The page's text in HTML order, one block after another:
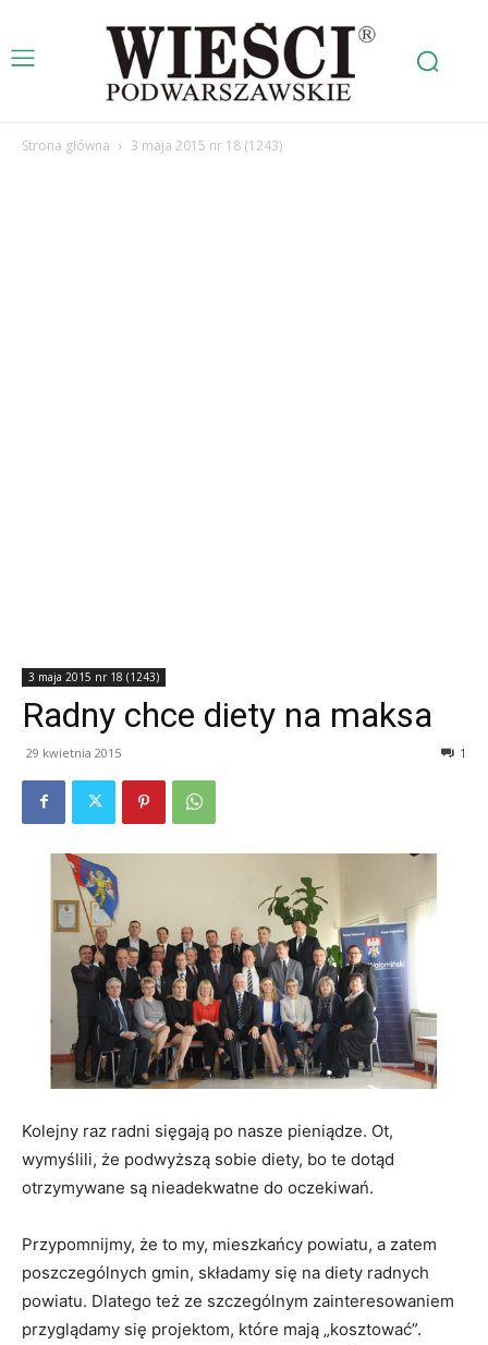
Strona główna 3 maja 2015 nr 18 (1243)
3 maja 2015 nr 18 (1243)
Radny chce diety na maksa
29 kwietnia 2015 1
Kolejny raz radni sięgają po nasze pieniądze. Ot,
wymyślili, że podwyższą sobie diety, bo te dotąd
otrzymywane są nieadekwatne do oczekiwań.
Przypomnijmy, że to my, mieszkańcy powiatu, a zatem
poszczególnych gmin, składamy się na diety radnych
powiatu. Dlatego też ze szczególnym zainteresowaniem
przyglądamy się projektom, które mają „kosztować”.